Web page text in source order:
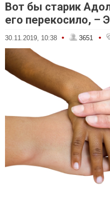
Вот бы старик
его перекосило, –
30.11.2019, 10:38 • 3651 •